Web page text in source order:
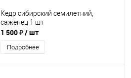
Кедр сибирский семилетний,
саженец 1 шт
1 500 ₽/ шт
Подробнее